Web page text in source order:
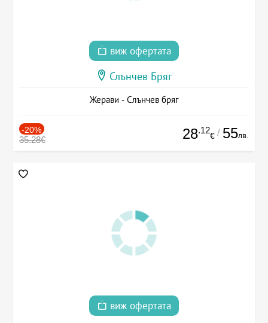
виж офертата
Слънчев Бряг
Жерави - Слънчев бряг
-20%
35.28€ 28.12
€ / 55лв.
виж офертата